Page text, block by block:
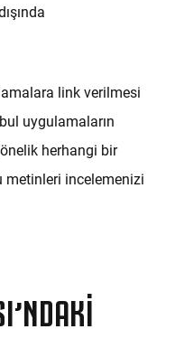
link verilmesi
uygulamaların
herhangi bir
metinleri incelemenizi